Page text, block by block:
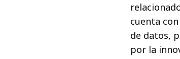
cuenta
de datos,
por la